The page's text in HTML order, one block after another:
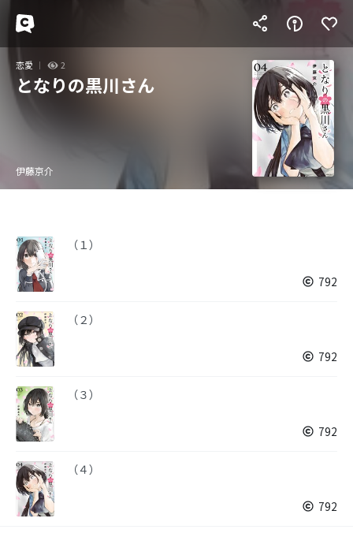
恋愛 2
となりの黒川さん
伊藤京介
（１）
792
（２）
792
（３）
792
（４）
792